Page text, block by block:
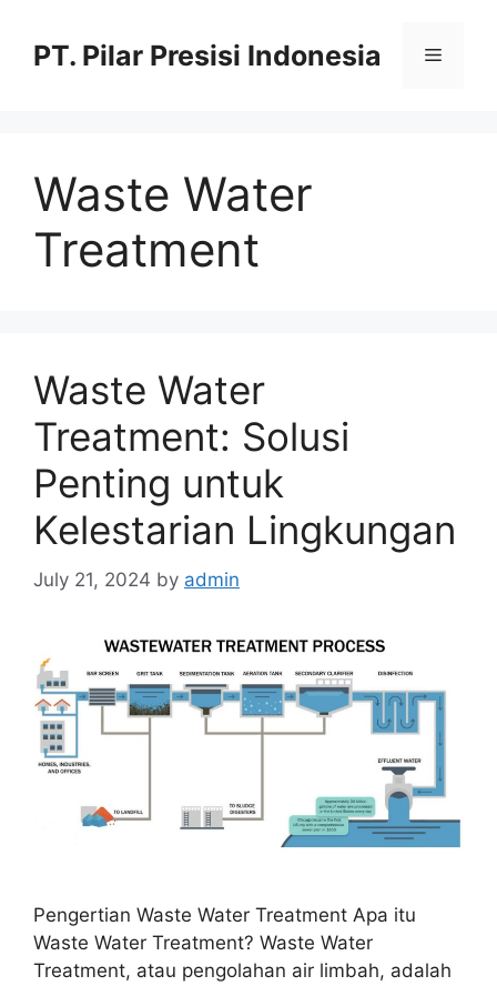
PT. Pilar Presisi Indonesia
Waste Water
Treatment
Waste Water
Treatment: Solusi
Penting untuk
Kelestarian Lingkungan
July 21, 2024 by admin
Pengertian Waste Water Treatment Apa itu
Waste Water Treatment? Waste Water
Treatment, atau pengolahan air limbah, adalah